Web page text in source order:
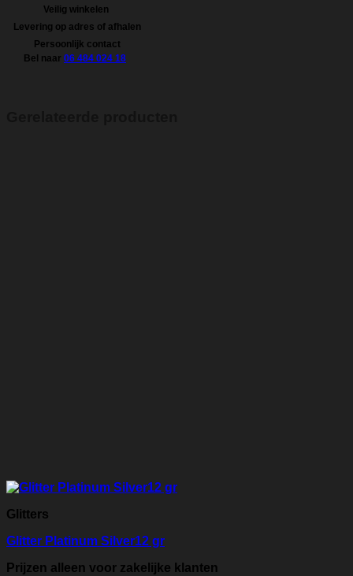
Veilig winkelen
Levering op adres of afhalen
Persoonlijk contact
Bel naar 06 484 024 18
Glitters
Glitter Platinum Silver12 gr
Prijzen alleen voor zakelijke klanten